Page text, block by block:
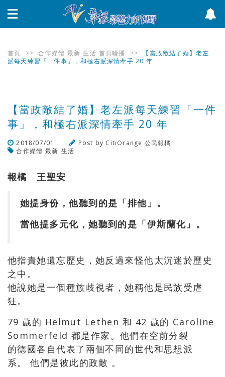
首頁 >> 合作媒體 最新 生活 首頁輪播 >>
【當政敵結了婚】老左
派每天練習「一件事」，和極右派深情牽手 20 年
【當政敵結了婚】老左派每天練習「一件
事」，和極右派深情牽手 20 年
2018/07/01 Post by CitiOrange 公民報橘
合作媒體 最新 生活
報橘 王聖安
她提身份，他聽到的是「排他」。
當他提多元化，她聽到的是「伊斯蘭化」。
他指責她遺忘歷史，她反過來怪他太沉迷於歷史
之中。
他說她是一個種族歧視者，她稱他是民族受虐
狂。
79 歲的 Helmut Lethen 和 42 歲的 Caroline
Sommerfeld 都是作家。他們在空前分裂
的德國各自代表了兩個不同的世代和思想派
系。 他們是彼此的政敵 。